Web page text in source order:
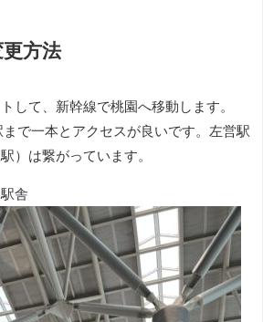
方法
して、新幹線で桃園へ移動します。
で一本とアクセスが良いです。左営駅
）は繋がっています。
舎